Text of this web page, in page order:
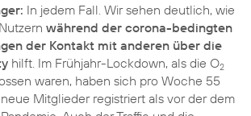
In jedem Fall. Wir sehen deutlich, wie
während der corona-bedingten
der Kontakt mit anderen über die
hilft. Im Frühjahr-Lockdown, als die O2
waren, haben sich pro Woche 55
Mitglieder registriert als vor der dem